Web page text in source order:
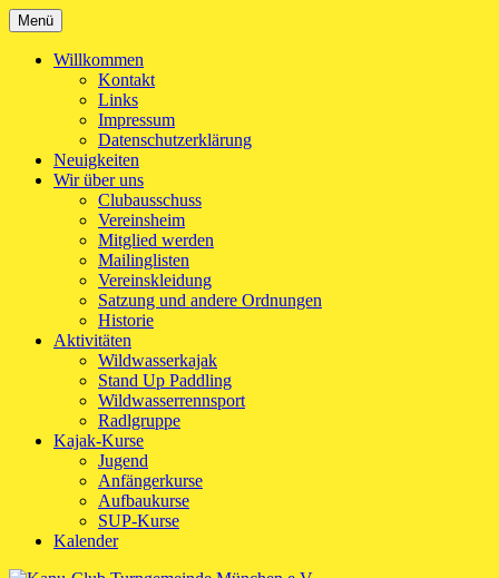
Zum
Inhalt
springen
Kanu-Club Turngemeinde München e.V.
Kanu fahren in München
Menü
Willkommen
Kontakt
Links
Impressum
Datenschutzerklärung
Neuigkeiten
Wir über uns
Clubausschuss
Vereinsheim
Mitglied werden
Mailinglisten
Vereinskleidung
Satzung und andere Ordnungen
Historie
Aktivitäten
Wildwasserkajak
Stand Up Paddling
Wildwasserrennsport
Radlgruppe
Kajak-Kurse
Jugend
Anfängerkurse
Aufbaukurse
SUP-Kurse
Kalender